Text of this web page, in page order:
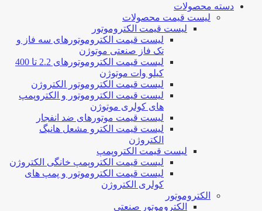
دسته محصولات
لیست قیمت محصولات
لیست قیمت الکتروموتور
لیست قیمت الکتروموتورهای سه فاز و
تک فاز صنعتی موتوژن
لیست قیمت الکتروموتورهای 2.2 تا 400
کیلو وات موتوژن
لیست قیمت الکتروموتور الکتروژن
لیست قیمت الکتروموتور و الکتروپمپ
های کولری موتوژن
لیست قیمت موتورهای ضد انفجار
لیست قیمت الکترو مشعل هانیگ
الکتروژن
لیست قیمت الکتروپمپ
لیست قیمت الکتروپمپ خانگی الکتروژن
لیست قیمت الکتروموتور و پمپ های
کولری الکتروژن
الکتروموتور
الکتروموتور صنعتی